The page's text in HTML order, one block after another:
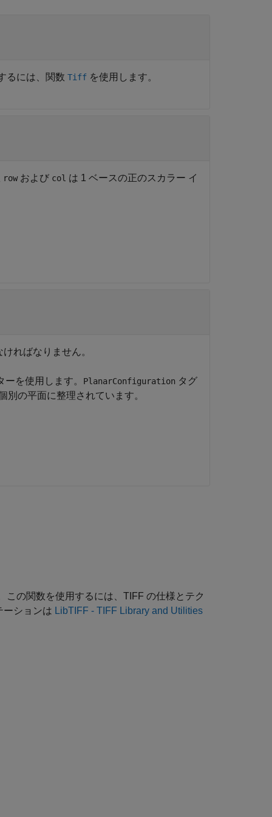
るには、関数 Tiff を使用します。
rowおよび col は 1 ベースの正のスカラー イ
ればなりません。
を使用します。 PlanarConfiguration タグ
別の平面に整理されています。
この関数を使用するには、TIFF の仕様とテク
ーションは LibTIFF - TIFF Library and Utilities